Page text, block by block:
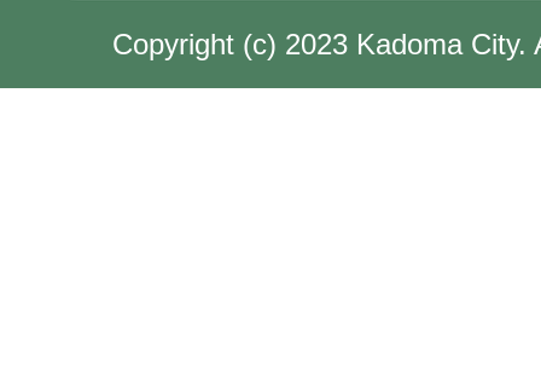
Copyright (c) 2023 Kadoma City.